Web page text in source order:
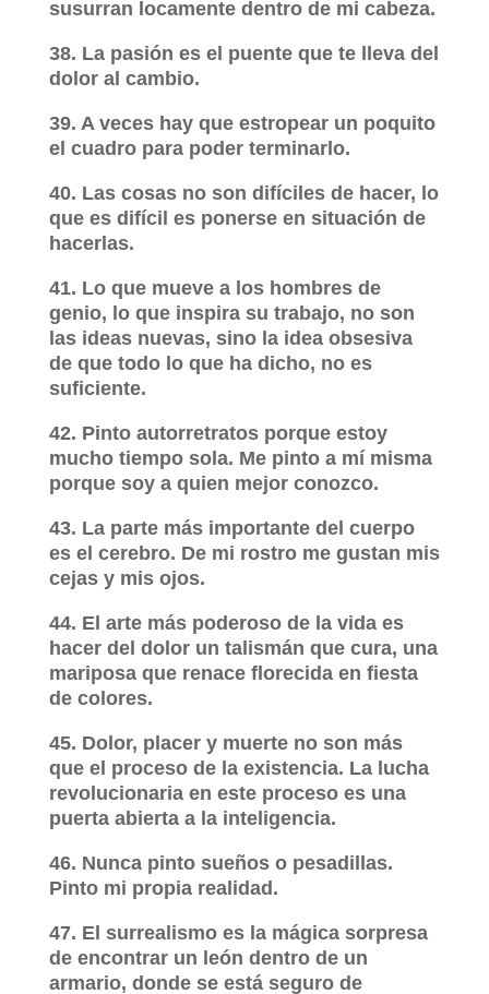
susurran locamente dentro de mi cabeza.
38. La pasión es el puente que te lleva del
dolor al cambio.
39. A veces hay que estropear un poquito
el cuadro para poder terminarlo.
40. Las cosas no son difíciles de hacer, lo
que es difícil es ponerse en situación de
hacerlas.
41. Lo que mueve a los hombres de
genio, lo que inspira su trabajo, no son
las ideas nuevas, sino la idea obsesiva
de que todo lo que ha dicho, no es
suficiente.
42. Pinto autorretratos porque estoy
mucho tiempo sola. Me pinto a mí misma
porque soy a quien mejor conozco.
43. La parte más importante del cuerpo
es el cerebro. De mi rostro me gustan mis
cejas y mis ojos.
44. El arte más poderoso de la vida es
hacer del dolor un talismán que cura, una
mariposa que renace florecida en fiesta
de colores.
45. Dolor, placer y muerte no son más
que el proceso de la existencia. La lucha
revolucionaria en este proceso es una
puerta abierta a la inteligencia.
46. Nunca pinto sueños o pesadillas.
Pinto mi propia realidad.
47. El surrealismo es la mágica sorpresa
de encontrar un león dentro de un
armario, donde se está seguro de